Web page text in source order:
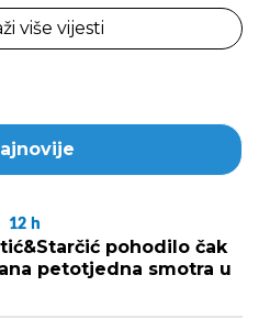
više vijesti
12 h
pohodilo čak
petotjedna smotra u